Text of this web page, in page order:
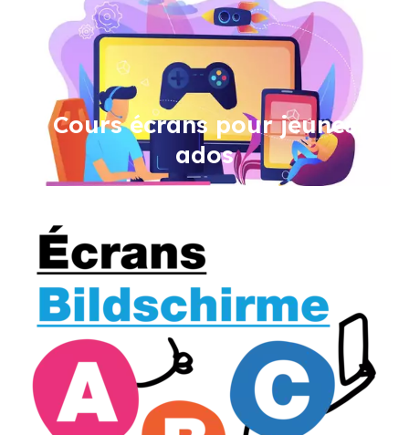
Cours écrans pour jeunes
ados
Image